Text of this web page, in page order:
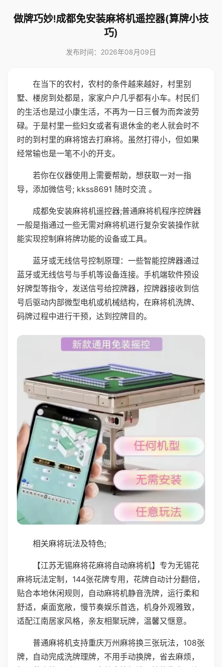
做牌巧妙!成都免安装麻将机遥控器(算牌小技
巧)
发布时间：2026年08月09日
在当下的农村，农村的条件越来越好，村里别
墅、楼房到处都是，家家户户几乎都有小车。村民们
的生活也是过小康生活，不再为一日三餐为而奔波劳
碌。于是村里一些妇女或者有退休金的老人就会时不
时的到村里的麻将馆去打麻将。虽然打得小，但如果
经常输也是一笔不小的开支。
若你在仪器使用上需要帮助，想获取一对一指
导，添加微信号; kkss8691 随时交流 。
成都免安装麻将机遥控器;普通麻将机程序控牌器
一般是指通过一些无需对麻将机进行复杂安装操作就
能实现控制麻将牌功能的设备或工具。
蓝牙或无线信号控制原理：一些智能控牌器通过
蓝牙或无线信号与手机等设备连接。手机端软件预设
好牌型等指令，发送信号给控牌器，控牌器接收到信
号后驱动内部微型电机或机械结构，在麻将机洗牌、
码牌过程中进行干预，达到控牌目的。
相关麻将玩法及特色;
【江苏无锡麻将花麻将自动麻将机】专为无锡花
麻将玩法定制，144张花牌专用，花牌自动计分翻倍，
贴合本地休闲规则，自动麻将机静音洗牌，运行柔和
舒适，桌面宽敞，慢节奏娱乐首选，机身外观雅致，
适配江南居家风格，亲友相聚玩牌，温馨又惬意。
普通麻将机支持重庆万州麻将换三张玩法，108张
牌，自动完成洗牌理牌，不用手动换牌，省去麻烦，